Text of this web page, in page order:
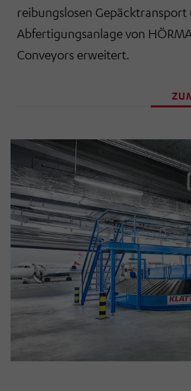
reibungslosen Gepäcktransport
Abfertigungsanlage von
Conveyors erweitert.